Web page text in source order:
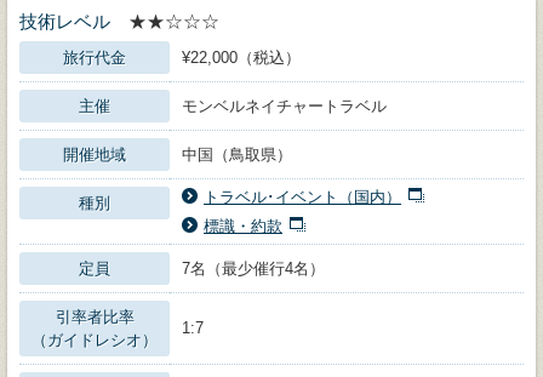
技術レベル
★★☆☆☆
旅行代金 ¥22,000（税込）
主催 モンベルネイチャートラベル
開催地域 中国（鳥取県）
種別
トラベル･イベント（国内）
標識・約款
定員 7名（最少催行4名）
引率者比率
（ガイドレシオ）
1:7